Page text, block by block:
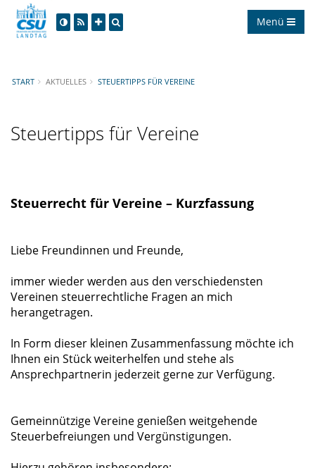
Menü
START AKTUELLES STEUERTIPPS FÜR VEREINE
Steuertipps für Vereine
Steuerrecht für Vereine – Kurzfassung
Liebe Freundinnen und Freunde,
immer wieder werden aus den verschiedensten
Vereinen steuerrechtliche Fragen an mich
herangetragen.
In Form dieser kleinen Zusammenfassung möchte ich
Ihnen ein Stück weiterhelfen und stehe als
Ansprechpartnerin jederzeit gerne zur Verfügung.
Gemeinnützige Vereine genießen weitgehende
Steuerbefreiungen und Vergünstigungen.